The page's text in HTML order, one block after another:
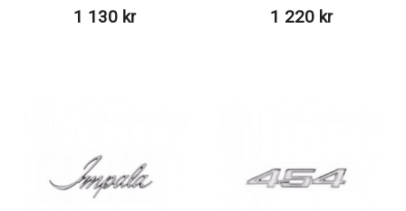
1 130 kr 1 220 kr